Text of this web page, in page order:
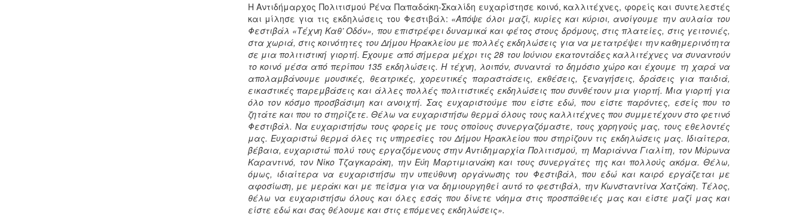
Η Αντιδήμαρχος Πολιτισμού Ρένα Παπαδάκη-Σκαλίδη ευχαρίστησε κοινό, καλλιτέχνες, φορείς και συντελεστές
και μίλησε για τις εκδηλώσεις του Φεστιβάλ: «Απόψε όλοι μαζί, κυρίες και κύριοι, ανοίγουμε την αυλαία του
Φεστιβάλ «Τέχνη Καθ’ Οδόν», που επιστρέφει δυναμικά και φέτος στους δρόμους, στις πλατείες, στις γειτονιές,
στα χωριά, στις κοινότητες του Δήμου Ηρακλείου με πολλές εκδηλώσεις για να μετατρέψει την καθημερινότητα
σε μια πολιτιστική γιορτή. Έχουμε από σήμερα μέχρι τις 28 του Ιούνιου εκατοντάδες καλλιτέχνες να συναντούν
το κοινό μέσα από περίπου 135 εκδηλώσεις. Η τέχνη, λοιπόν, συναντά το δημόσιο χώρο και έχουμε τη χαρά να
απολαμβάνουμε μουσικές, θεατρικές, χορευτικές παραστάσεις, εκθέσεις, ξεναγήσεις, δράσεις για παιδιά,
εικαστικές παρεμβάσεις και άλλες πολλές πολιτιστικές εκδηλώσεις που συνθέτουν μια γιορτή. Μια γιορτή για
όλο τον κόσμο προσβάσιμη και ανοιχτή. Σας ευχαριστούμε που είστε εδώ, που είστε παρόντες, εσείς που το
ζητάτε και που το στηρίζετε. Θέλω να ευχαριστήσω θερμά όλους τους καλλιτέχνες που συμμετέχουν στο φετινό
Φεστιβάλ. Να ευχαριστήσω τους φορείς με τους οποίους συνεργαζόμαστε, τους χορηγούς μας, τους εθελοντές
μας. Ευχαριστώ θερμά όλες τις υπηρεσίες του Δήμου Ηρακλείου που στηρίζουν τις εκδηλώσεις μας. Ιδιαίτερα,
βέβαια, ευχαριστώ πολύ τους εργαζόμενους στην Αντιδημαρχία Πολιτισμού, τη Μαριάννα Γιαλίτη, τον Μύρωνα
Καραντινό, τον Νίκο Τζαγκαράκη, την Εύη Μαρτιμιανάκη και τους συνεργάτες της και πολλούς ακόμα. Θέλω,
όμως, ιδιαίτερα να ευχαριστήσω την υπεύθυνη οργάνωσης του Φεστιβάλ, που εδώ και καιρό εργάζεται με
αφοσίωση, με μεράκι και με πείσμα για να δημιουργηθεί αυτό το φεστιβάλ, την Κωνσταντίνα Χατζάκη. Τέλος,
θέλω να ευχαριστήσω όλους και όλες εσάς που δίνετε νόημα στις προσπάθειές μας και είστε μαζί μας και
είστε εδώ και σας θέλουμε και στις επόμενες εκδηλώσεις».